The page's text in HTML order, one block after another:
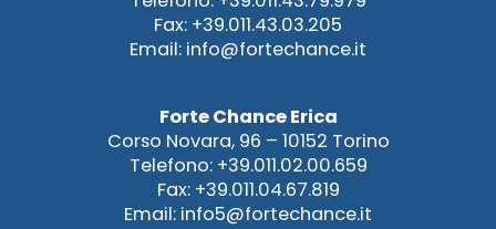
Fax: +39.011.43.03.205
Email: info@fortechance.it
Forte Chance Erica
Corso Novara, 96 – 10152 Torino
Telefono: +39.011.02.00.659
Fax: +39.011.04.67.819
Email: info5@fortechance.it